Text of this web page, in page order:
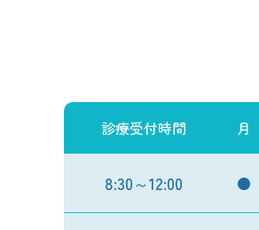
診療受付時間 月
8:30～12:00 ●